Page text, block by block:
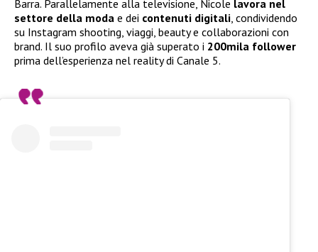
Barra. Parallelamente alla televisione, Nicole lavora nel
settore della moda e dei contenuti digitali , condividendo
su Instagram shooting, viaggi, beauty e collaborazioni con
brand. Il suo profilo aveva già superato i 200mila follower
prima dell’esperienza nel reality di Canale 5.